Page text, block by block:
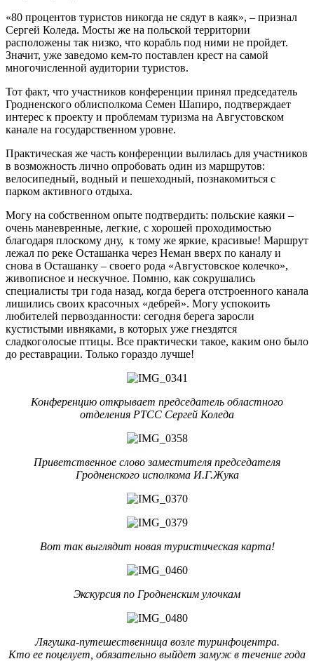
«80 процентов туристов никогда не сядут в каяк», – признал
Сергей Коледа. Мосты же на польской территории
расположены так низко, что корабль под ними не пройдет.
Значит, уже заведомо кем-то поставлен крест на самой
многочисленной аудитории туристов.
Тот факт, что участников конференции принял председатель
Гродненского облисполкома Семен Шапиро, подтверждает
интерес к проекту и проблемам туризма на Августовском
канале на государственном уровне.
Практическая же часть конференции вылилась для участников
в возможность лично опробовать один из маршрутов:
велосипедный, водный и пешеходный, познакомиться с
парком активного отдыха.
Могу на собственном опыте подтвердить: польские каяки –
очень маневренные, легкие, с хорошей проходимостью
благодаря плоскому дну, к тому же яркие, красивые! Маршрут
лежал по реке Осташанка через Неман вверх по каналу и
снова в Осташанку – своего рода «Августовское колечко»,
живописное и нескучное. Помню, как сокрушались
специалисты три года назад, когда берега отстроенного канала
лишились своих красочных «дебрей». Могу успокоить
любителей первозданности: сегодня берега заросли
кустистыми ивняками, в которых уже гнездятся
сладкоголосые птицы. Все практически такое, каким оно было
до реставрации. Только гораздо лучше!
Конференцию открывает председатель областного
отделения РТСС Сергей Коледа
Приветственное слово заместителя председателя
Гродненского исполкома И.Г.Жука
Вот так выглядит новая туристическая карта!
Экскурсия по Гродненским улочкам
Лягушка-путешественница возле туринфоцентра.
Кто ее поцелует, обязательно выйдет замуж в течение года